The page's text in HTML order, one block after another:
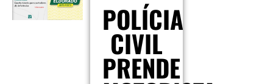
POLÍCIA
CIVIL
PRENDE